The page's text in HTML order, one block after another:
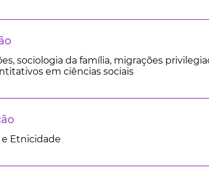
sociologia da família, migrações
em ciências sociais
Etnicidade